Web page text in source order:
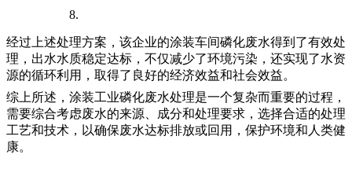
经过上述处理方案，该企业的涂装车间磷化废水得到了有效处
理，出水水质稳定达标，不仅减少了环境污染，还实现了水资
源的循环利用，取得了良好的经济效益和社会效益。
综上所述，涂装工业磷化废水处理是一个复杂而重要的过程，
需要综合考虑废水的来源、成分和处理要求，选择合适的处理
工艺和技术，以确保废水达标排放或回用，保护环境和人类健
康。